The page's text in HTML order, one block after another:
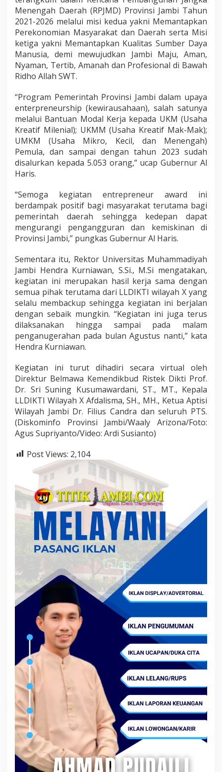
Menengah Daerah (RPJMD) Provinsi Jambi Tahun
2021-2026 melalui misi kedua yakni Memantapkan
Perekonomian Masyarakat dan Daerah serta Misi
ketiga yakni Memantapkan Kualitas Sumber Daya
Manusia, demi mewujudkan Jambi Maju, Aman,
Nyaman, Tertib, Amanah dan Profesional di Bawah
Ridho Allah SWT.
“Program Pemerintah Provinsi Jambi dalam upaya
enterpreneurship (kewirausahaan), salah satunya
melalui Bantuan Modal Kerja kepada UKM (Usaha
Kreatif Milenial); UKMM (Usaha Kreatif Mak-Mak);
UMKM (Usaha Mikro, Kecil, dan Menengah)
Pemula, dan sampai dengan tahun 2023 sudah
disalurkan kepada 5.053 orang,” ucap Gubernur Al
Haris.
“Semoga kegiatan entrepreneur award ini
berdampak positif bagi masyarakat terutama bagi
pemerintah daerah sehingga kedepan dapat
mengurangi pengangguran dan kemiskinan di
Provinsi Jambi,” pungkas Gubernur Al Haris.
Sementara itu, Rektor Universitas Muhammadiyah
Jambi Hendra Kurniawan, S.Si., M.Si mengatakan,
kegiatan ini merupakan hasil kerja sama dengan
semua pihak terutama dari LLDIKTI wilayah X yang
selalu membackup sehingga kegiatan ini berjalan
dengan sebaik mungkin. “Kegiatan ini juga terus
dilaksanakan hingga sampai pada malam
penganugerahan pada bulan Agustus nanti,” kata
Hendra Kurniawan.
Kegiatan ini turut dihadiri secara virtual oleh
Direktur Belmawa Kemendikbud Ristek Dikti Prof.
Dr. Sri Suning Kusumawardani, ST., MT., Kepala
LLDIKTI Wilayah X Afdalisma, SH., MH., Ketua Aptisi
Wilayah Jambi Dr. Filius Candra dan seluruh PTS.
(Diskominfo Provinsi Jambi/Waaly Arizona/Foto:
Agus Supriyanto/Video: Ardi Susianto)
Post Views: 2,104